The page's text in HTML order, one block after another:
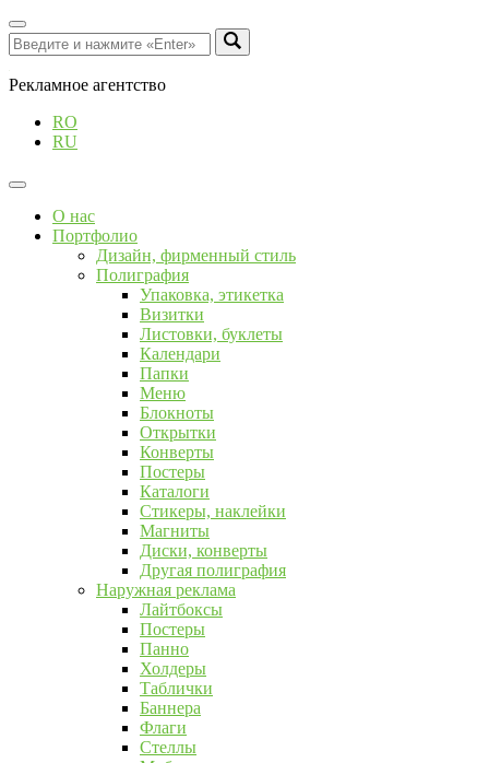
Рекламное агентство
RO
RU
О нас
Портфолио
Дизайн, фирменный стиль
Полиграфия
Упаковка, этикетка
Визитки
Листовки, буклеты
Календари
Папки
Меню
Блокноты
Открытки
Конверты
Постеры
Каталоги
Стикеры, наклейки
Магниты
Диски, конверты
Другая полиграфия
Наружная реклама
Лайтбоксы
Постеры
Панно
Холдеры
Таблички
Баннера
Флаги
Стеллы